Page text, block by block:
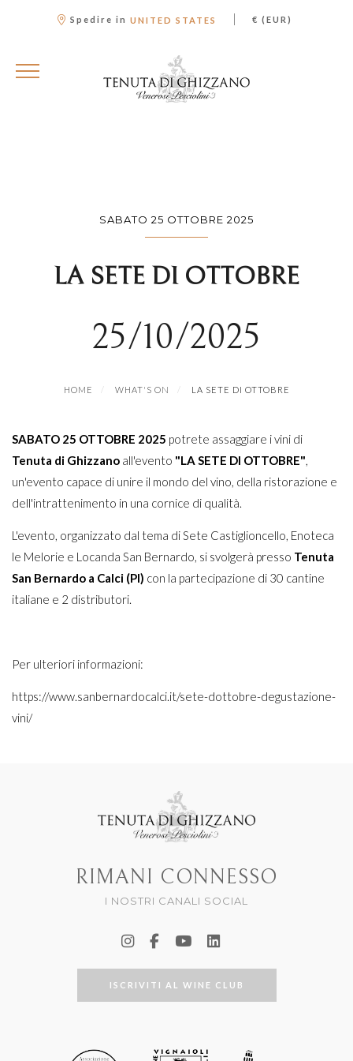
Spedire in UNITED STATES | € (EUR)
SABATO 25 OTTOBRE 2025
LA SETE DI OTTOBRE
25/10/2025
HOME WHAT'S ON LA SETE DI OTTOBRE
SABATO 25 OTTOBRE 2025 potrete assaggiare i vini di
Tenuta di Ghizzano all'evento "LA SETE DI OTTOBRE",
un'evento capace di unire il mondo del vino, della ristorazione e
dell'intrattenimento in una cornice di qualità.
L'evento, organizzato dal tema di Sete Castiglioncello, Enoteca
le Melorie e Locanda San Bernardo, si svolgerà presso Tenuta
San Bernardo a Calci (PI) con la partecipazione di 30 cantine
italiane e 2 distributori.
Per ulteriori informazioni:
https://www.sanbernardocalci.it/sete-dottobre-degustazione-
vini/
RIMANI CONNESSO
I NOSTRI CANALI SOCIAL
ISCRIVITI AL WINE CLUB